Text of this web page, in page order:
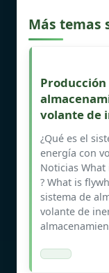
Más temas
volante de
¿Qué es el
energía con
Noticias
? What is
sistema de
volante de